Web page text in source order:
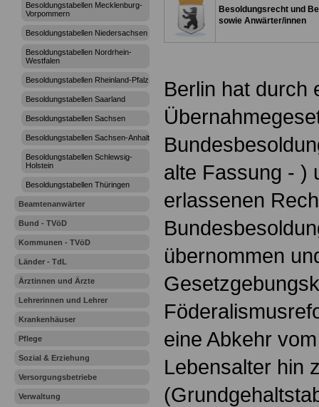
Besoldungstabellen Mecklenburg-
Vorpommern
Besoldungstabellen Niedersachsen
Besoldungstabellen Nordrhein-
Westfalen
Besoldungstabellen Rheinland-Pfalz
Besoldungstabellen Saarland
Besoldungstabellen Sachsen
Besoldungstabellen Sachsen-Anhalt
Besoldungstabellen Schlewsig-
Holstein
Besoldungstabellen Thüringen
Beamtenanwärter
Bund - TVöD
Kommunen - TVöD
Länder - TdL
Ärztinnen und Ärzte
Lehrerinnen und Lehrer
Krankenhäuser
Pflege
Sozial & Erziehung
Versorgungsbetriebe
Verwaltung
Besoldungsrecht und
sowie Anwärter/innen
Berlin hat durch
alte Fassung - )
erlassenen
übernommen
eine Abkehr
Lebensalter hin